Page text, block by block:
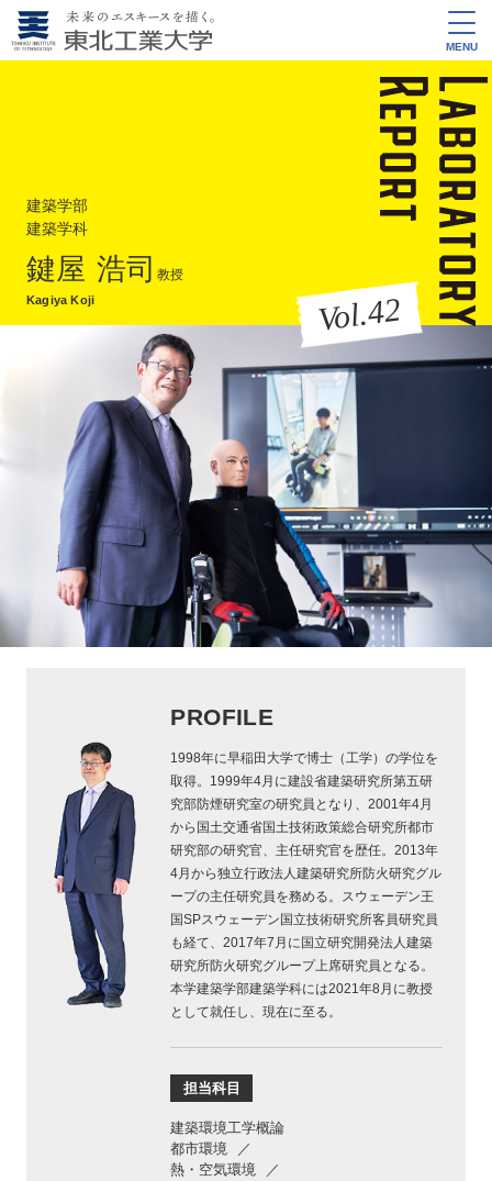
MENU
Vol.42
建築学部
建築学科
鍵屋 浩司 教授
Kagiya Koji
PROFILE
1998年に早稲田大学で博士（工学）の学位を
取得。1999年4月に建設省建築研究所第五研
究部防煙研究室の研究員となり、2001年4月
から国土交通省国土技術政策総合研究所都市
研究部の研究官、主任研究官を歴任。2013年
4月から独立行政法人建築研究所防火研究グル
ープの主任研究員を務める。スウェーデン王
国SPスウェーデン国立技術研究所客員研究員
も経て、2017年7月に国立研究開発法人建築
研究所防火研究グループ上席研究員となる。
本学建築学部建築学科には2021年8月に教授
として就任し、現在に至る。
担当科目
建築環境工学概論
都市環境
熱・空気環境